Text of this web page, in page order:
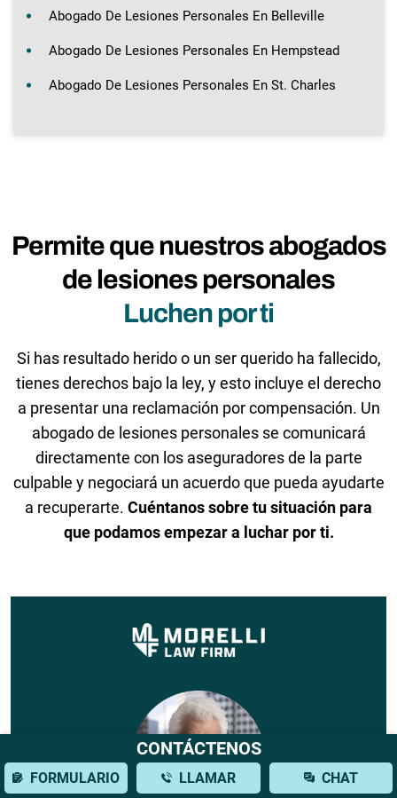
Abogado De Lesiones Personales En Belleville
Abogado De Lesiones Personales En Hempstead
Abogado De Lesiones Personales En St. Charles
Permite que nuestros abogados
de lesiones personales
Luchen por ti
Si has resultado herido o un ser querido ha fallecido,
tienes derechos bajo la ley, y esto incluye el derecho
a presentar una reclamación por compensación. Un
abogado de lesiones personales se comunicará
directamente con los aseguradores de la parte
culpable y negociará un acuerdo que pueda ayudarte
a recuperarte. Cuéntanos sobre tu situación para
que podamos empezar a luchar por ti.
CONTÁCTENOS
FORMULARIO LLAMAR CHAT